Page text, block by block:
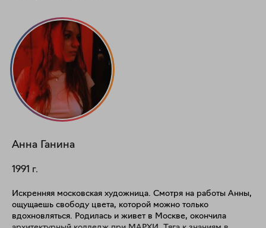
Анна Ганина
1991 г.
Искренняя московская художница. Смотря на работы Анны,
ощущаешь свободу цвета, которой можно только
вдохновляться. Родилась и живет в Москве, окончила